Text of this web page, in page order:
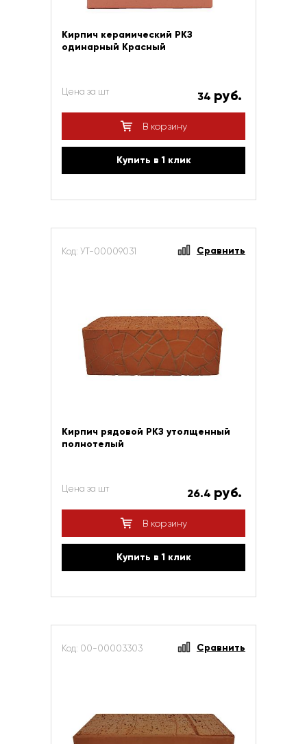
Кирпич керамический РКЗ
одинарный Красный
Цена за шт 34 руб.
В корзину
Купить в 1 клик
Код: УТ-00009031 Сравнить
Кирпич рядовой РКЗ утолщенный
полнотелый
Цена за шт 26.4 руб.
В корзину
Купить в 1 клик
Код: 00-00003303 Сравнить